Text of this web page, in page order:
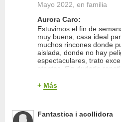
Mayo 2022, en familia
Aurora Caro:
Estuvimos el fin de
muy buena, casa ideal
muchos rincones donde
aislada, donde no hay
espectaculares, trato
atentos. Sin dudarlo
Limpieza
Equipamiento
+ Más
Fantastica i acollidora